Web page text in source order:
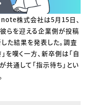
note株式会社は5月15日、
らを迎える企業側が投稿
た結果を発表した。調査
を嘆く一方、新卒側は「自
共通して「指示待ち」とい